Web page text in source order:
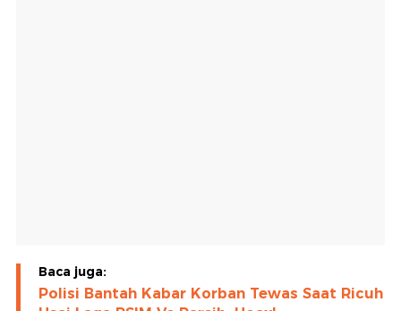
Baca juga:
Polisi Bantah Kabar Korban Tewas Saat Ricuh